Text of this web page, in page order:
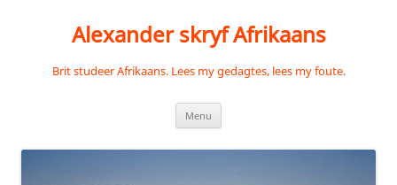
Alexander skryf Afrikaans
Brit studeer Afrikaans. Lees my gedagtes, lees my foute.
Menu